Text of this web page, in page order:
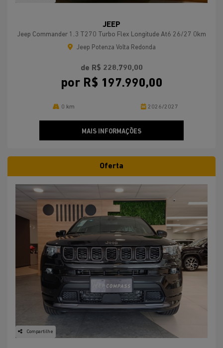
JEEP
Jeep Commander 1.3 T270 Turbo Flex Longitude At6 26/27 0km
Jeep Potenza Volta Redonda
de R$ 228.790,00
por R$ 197.990,00
0 km 2026/2027
MAIS INFORMAÇÕES
Oferta
Compartilhe